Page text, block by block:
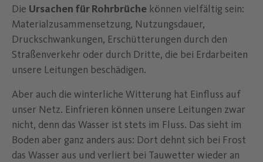
Die Ursachen für Rohrbrüche können vielfältig sein:
Materialzusammensetzung, Nutzungsdauer,
Druckschwankungen, Erschütterungen durch den
Straßenverkehr oder durch Dritte, die bei Erdarbeiten
unsere Leitungen beschädigen.
Aber auch die winterliche Witterung hat Einfluss auf
unser Netz. Einfrieren können unsere Leitungen zwar
nicht, denn das Wasser ist stets im Fluss. Das sieht im
Boden aber ganz anders aus: Dort dehnt sich bei Frost
das Wasser aus und verliert bei Tauwetter wieder an